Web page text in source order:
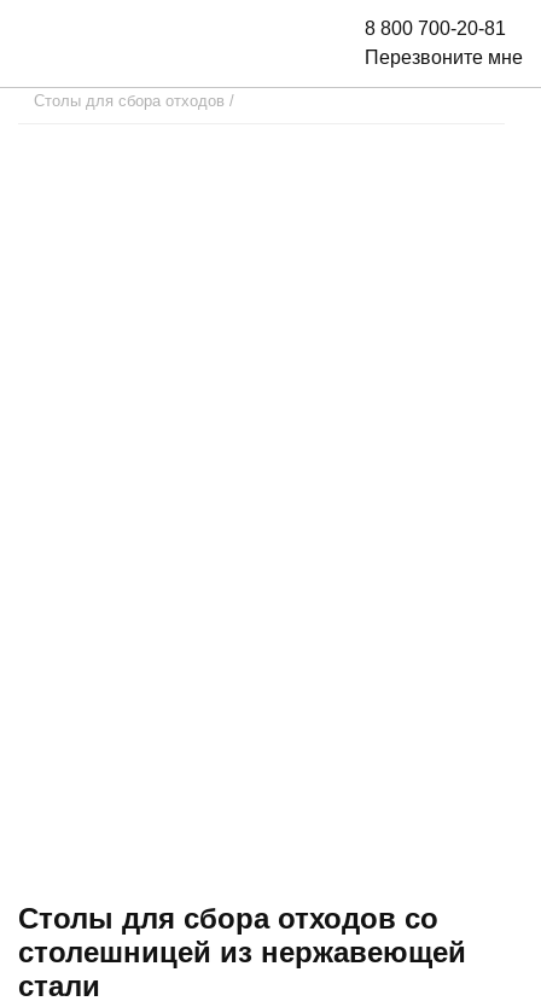
8 800 700-20-81
Перезвоните мне
Столы для сбора отходов /
Столы для сбора отходов со
столешницей из нержавеющей
стали